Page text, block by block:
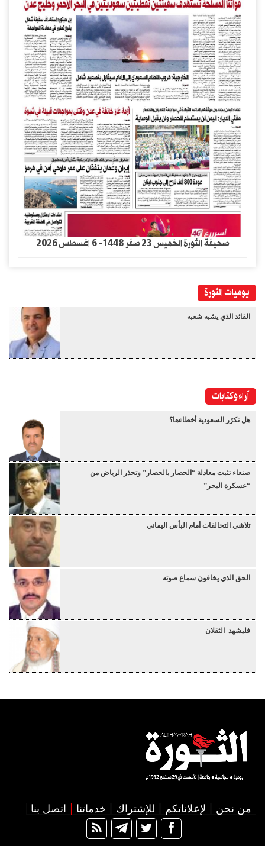
صحيفة الثورة الخميس 23 صفر 1448- 6 اغسطس 2026
يوميات الثورة
القائد الذي يشبه شعبه
آراء وكتابات
هل تكرّر السعودية أخطاءها؟
صنعاء تثبت معادلة “الحصار بالحصار” وتحذر الرياض من
“عسكرة البحر”
تلاشي التحالفات أمام البأس اليماني
الحق الذي يخافون سماع صوته
فليشهد الثقلان
من نحن لإعلاناتكم للإشتراك خدماتنا اتصل بنا